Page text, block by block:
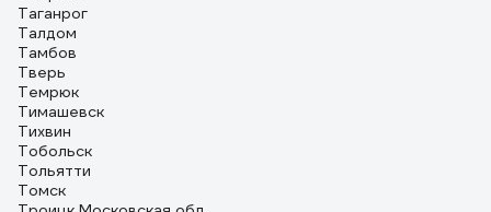
Таганрог
Талдом
Тамбов
Тверь
Темрюк
Тимашевск
Тихвин
Тобольск
Тольятти
Томск